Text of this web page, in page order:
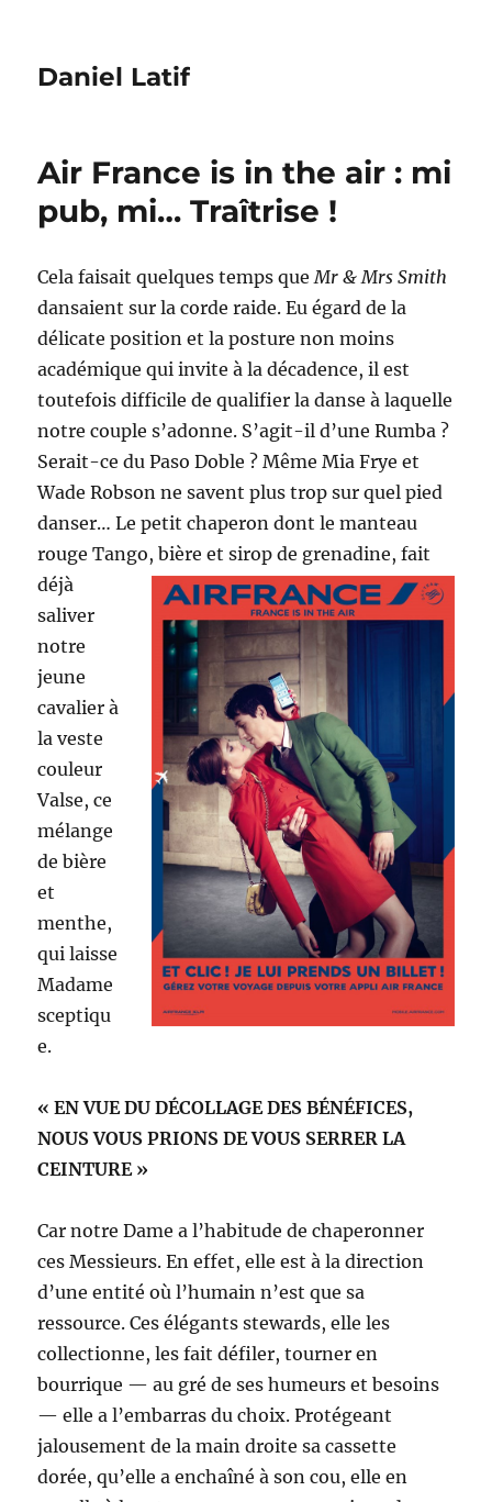
Daniel Latif
Air France is in the air : mi
pub, mi… Traîtrise !
Cela faisait quelques temps queMr & Mrs Smith
dansaient sur la corde raide. Eu égard de la
délicate position et la posture non moins
académique qui invite à la décadence, il est
toutefois difficile de qualifier la danse à laquelle
notre couple s’adonne. S’agit-il d’une Rumba ?
Serait-ce du Paso Doble ? Même Mia Frye et
Wade Robson ne savent plus trop sur quel pied
danser… Le petit chaperon dont le manteau
rouge Tango, bière et sirop de grenadine, fait
déjà
saliver
notre
jeune
cavalier à
la veste
couleur
Valse, ce
mélange
de bière
et
menthe,
qui laisse
Madame
sceptiqu
e.
« EN VUE DU DÉCOLLAGE DES BÉNÉFICES,
NOUS VOUS PRIONS DE VOUS SERRER LA
CEINTURE »
Car notre Dame a l’habitude de chaperonner
ces Messieurs. En effet, elle est à la direction
d’une entité où l’humain n’est que sa
ressource. Ces élégants stewards, elle les
collectionne, les fait défiler, tourner en
bourrique — au gré de ses humeurs et besoins
— elle a l’embarras du choix. Protégeant
jalousement de la main droite sa cassette
dorée, qu’elle a enchaîné à son cou, elle en